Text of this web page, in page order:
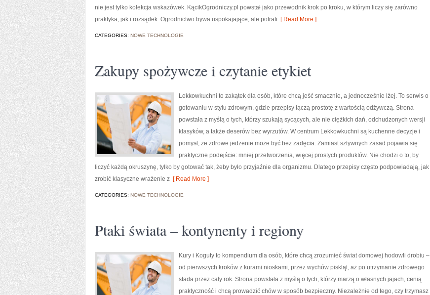
nie jest tylko kolekcja wskazówek. KącikOgrodniczy.pl powstał jako przewodnik krok po kroku, w którym liczy się zarówno
praktyka, jak i rozsądek. Ogrodnictwo bywa uspokajające, ale potrafi [ Read More ]
CATEGORIES: NOWE TECHNOLOGIE
Zakupy spożywcze i czytanie etykiet
Lekkowkuchni to zakątek dla osób, które chcą jeść smacznie, a jednocześnie lżej. To serwis o
gotowaniu w stylu zdrowym, gdzie przepisy łączą prostotę z wartością odżywczą. Strona
powstała z myślą o tych, którzy szukają sycących, ale nie ciężkich dań, odchudzonych wersji
klasyków, a także deserów bez wyrzutów. W centrum Lekkowkuchni są kuchenne decyzje i
pomysł, że zdrowe jedzenie może być bez zadęcia. Zamiast sztywnych zasad pojawia się
praktyczne podejście: mniej przetworzenia, więcej prostych produktów. Nie chodzi o to, by
liczyć każdą okruszynę, tylko by gotować tak, żeby było przyjaźnie dla organizmu. Dlatego przepisy często podpowiadają, jak
zrobić klasyczne wrażenie z [ Read More ]
CATEGORIES: NOWE TECHNOLOGIE
Ptaki świata – kontynenty i regiony
Kury i Koguty to kompendium dla osób, które chcą zrozumieć świat domowej hodowli drobiu –
od pierwszych kroków z kurami nioskami, przez wychów piskląt, aż po utrzymanie zdrowego
stada przez cały rok. Strona powstała z myślą o tych, którzy marzą o własnych jajach, cenią
praktyczność i chcą prowadzić chów w sposób bezpieczny. Niezależnie od tego, czy trzymasz